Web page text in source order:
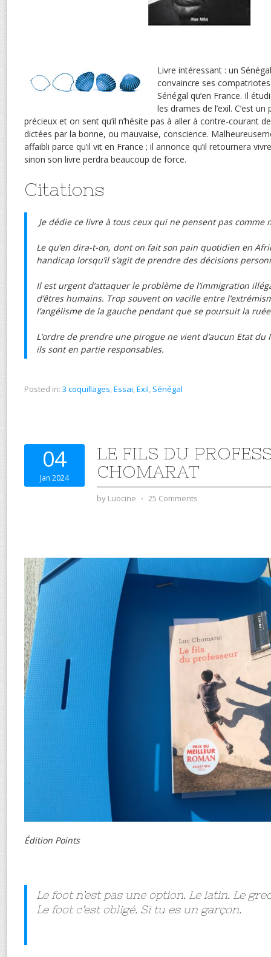
Livre intéressant : un
convaincre ses compatriotes
Sénégal qu’en France. Il
les drames de l’exil. C’est
précieux et on sent qu’il n’hésite pas à aller à contre-courant
dictées par la bonne, ou mauvaise, conscience.
affaibli parce qu’il vit en France ; il annonce qu’il retournera
sinon son livre perdra beaucoup de force.
Citations
Je dédie ce livre à tous ceux qui ne pensent pas comme
Le qu’en dira-t-on, dont on fait son pain quotidien en
handicap lorsqu’il s’agit de prendre des décisions
Il est urgent d’attaquer le problème de l’immigration
d’êtres humains. Trop souvent on vacille entre
l’angélisme de la gauche pendant que se poursuit la
L’ordre de prendre une pirogue ne vient d’aucun Etat
ils sont en partie responsables.
Posted in: 3 coquillages,Essai,Exil, Sénégal
04
Jan 2024
LE FILS DU
CHOMARAT
by Luocine ⋅ 25 Comments
Édition Points
Le foot n’est pas une option. Le latin. Le
Le foot c’est obligé. Si tu es un garçon.